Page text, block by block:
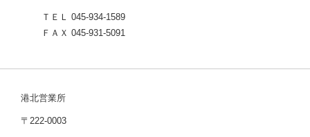
ＴＥＬ 045-934-1589
ＦＡＸ 045-931-5091
港北営業所
〒222-0003